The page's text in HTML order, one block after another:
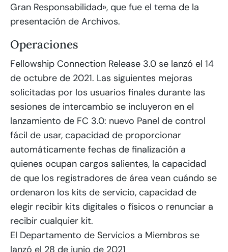
Gran Responsabilidad», que fue el tema de la
presentación de Archivos.
Operaciones
Fellowship Connection Release 3.0 se lanzó el 14
de octubre de 2021. Las siguientes mejoras
solicitadas por los usuarios finales durante las
sesiones de intercambio se incluyeron en el
lanzamiento de FC 3.0: nuevo Panel de control
fácil de usar, capacidad de proporcionar
automáticamente fechas de finalización a
quienes ocupan cargos salientes, la capacidad
de que los registradores de área vean cuándo se
ordenaron los kits de servicio, capacidad de
elegir recibir kits digitales o físicos o renunciar a
recibir cualquier kit.
El Departamento de Servicios a Miembros se
lanzó el 28 de junio de 2021